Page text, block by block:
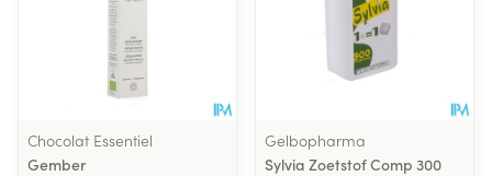
Chocolat Essentiel
Gember
Gelbopharma
Sylvia Zoetstof Comp 300